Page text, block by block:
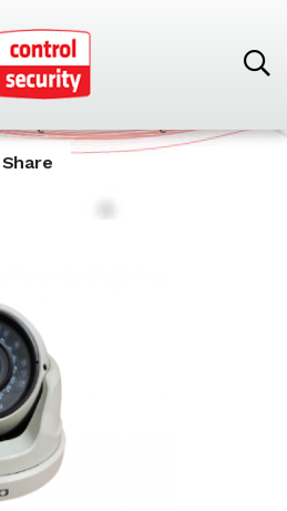
Camera Protector
Share